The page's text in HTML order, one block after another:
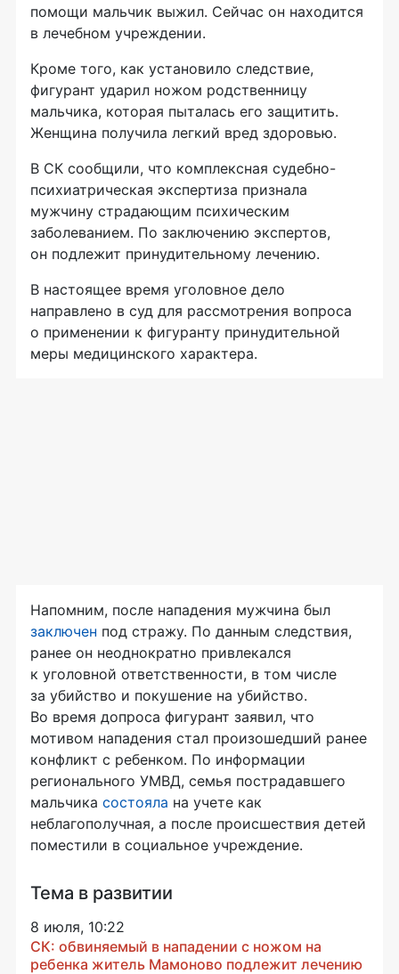
помощи мальчик выжил. Сейчас он находится
в лечебном учреждении.
Кроме того, как установило следствие,
фигурант ударил ножом родственницу
мальчика, которая пыталась его защитить.
Женщина получила легкий вред здоровью.
В СК сообщили, что комплексная судебно-
психиатрическая экспертиза признала
мужчину страдающим психическим
заболеванием. По заключению экспертов,
он подлежит принудительному лечению.
В настоящее время уголовное дело
направлено в суд для рассмотрения вопроса
о применении к фигуранту принудительной
меры медицинского характера.
Напомним, после нападения мужчина был
заключен под стражу. По данным следствия,
ранее он неоднократно привлекался
к уголовной ответственности, в том числе
за убийство и покушение на убийство.
Во время допроса фигурант заявил, что
мотивом нападения стал произошедший ранее
конфликт с ребенком. По информации
регионального УМВД, семья пострадавшего
мальчика состояла на учете как
неблагополучная, а после происшествия детей
поместили в социальное учреждение.
Тема в развитии
8 июля, 10:22
СК: обвиняемый в нападении с ножом на
ребенка житель Мамоново подлежит лечению